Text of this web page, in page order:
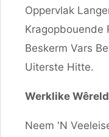
Oppervlak
Kragopbouende
Beskerm Vars
Uiterste Hitte.
Werklike
Neem 'n